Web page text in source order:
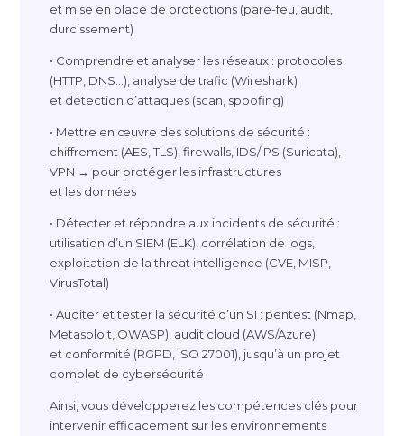
et mise en place de protections (pare-feu , audit,
durcissement)
• Comprendre et analyser les réseaux : protocoles
(HTTP, DNS…), analyse de trafic (Wireshark)
et détection d’attaques (scan, spoofing)
• Mettre en œuvre des solutions de sécurité :
chiffrement (AES, TLS), firewalls, IDS/IPS (Suricata),
VPN → pour protéger les infrastructures
et les données
• Détecter et répondre aux incidents de sécurité :
utilisation d’un SIEM (ELK), corrélation de logs,
exploitation de la threat intelligence (CVE, MISP,
VirusTotal)
• Auditer et tester la sécurité d’un SI : pentest (Nmap,
Metasploit, OWASP), audit cloud (AWS/Azure)
et conformité (RGPD, ISO 27001), jusqu’à un projet
complet de cybersécurité
Ainsi, vous développerez les compétences clés pour
intervenir efficacement sur les environnements